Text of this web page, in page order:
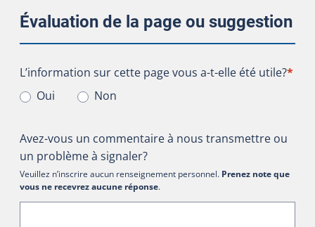
Évaluation de la page ou suggestion
L’information sur cette page vous a-t-elle été utile?
L’information sur cette page vous a-t-elle été utile?*
Oui
Non
Avez-vous un commentaire à nous transmettre ou
un problème à signaler?
Veuillez n’inscrire aucun renseignement personnel. Prenez note que
vous ne recevrez aucune réponse.